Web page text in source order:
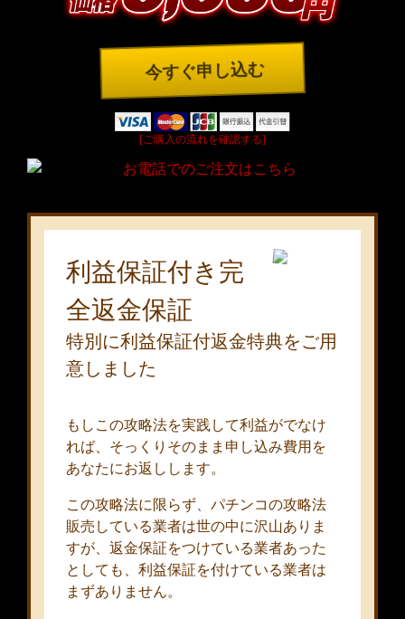
今すぐ申し込む
[ご購入の流れを確認する]
利益保証付き完
全返金保証
特別に利益保証付返金特典をご用
意しました
もしこの攻略法を実践して利益がでなけ
れば、そっくりそのまま申し込み費用を
あなたにお返しします。
この攻略法に限らず、パチンコの攻略法
販売している業者は世の中に沢山ありま
すが、返金保証をつけている業者あった
としても、利益保証を付けている業者は
まずありません。